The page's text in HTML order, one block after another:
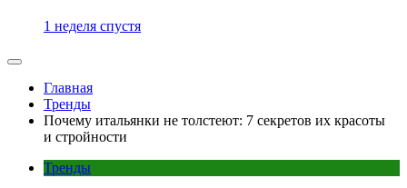
1 неделя спустя
Главная
Тренды
Почему итальянки не толстеют: 7 секретов их красоты
и стройности
Тренды